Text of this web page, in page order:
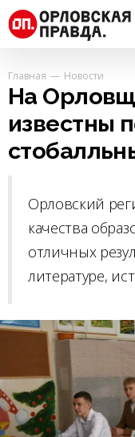
Главная Новости
На
известны
Орловский
качества
отличных
литературе,